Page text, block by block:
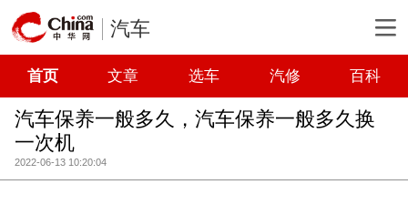
汽车
首页 文章 选车 汽修 百科
汽车保养一般多久，汽车保养一般多久换
一次机
2022-06-13 10:20:04